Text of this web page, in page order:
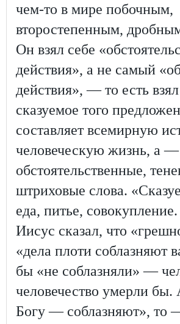
чем-то в мире побочным,
второстепенным,
Он взял себе
действия», а не самый
действия», — то есть
сказуемое того
составляет всемирную
человеческую жизнь, а —
обстоятельственные,
штриховые слова.
еда, питье,
Иисус сказал, что
«дела плоти соблазняют
бы «не соблазняли» —
человечество умерли бы.
Богу — соблазняют», то